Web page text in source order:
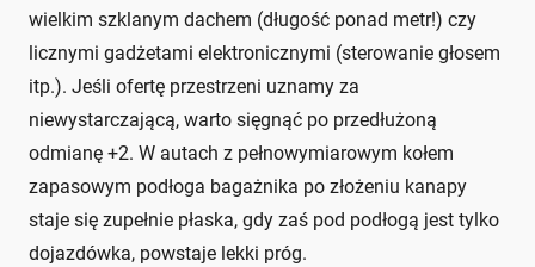
wielkim szklanym dachem (długość ponad metr!) czy
licznymi gadżetami elektronicznymi (sterowanie głosem
itp.). Jeśli ofertę przestrzeni uznamy za
niewystarczającą, warto sięgnąć po przedłużoną
odmianę +2. W autach z pełnowymiarowym kołem
zapasowym podłoga bagażnika po złożeniu kanapy
staje się zupełnie płaska, gdy zaś pod podłogą jest tylko
dojazdówka, powstaje lekki próg.